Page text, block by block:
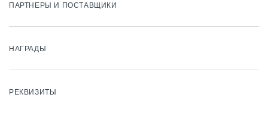
ПАРТНЕРЫ И ПОСТАВЩИКИ
НАГРАДЫ
РЕКВИЗИТЫ